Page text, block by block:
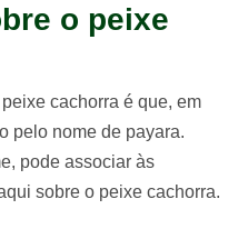
o peixe
cachorra é que, em
pelo nome de payara.
pode associar às
sobre o peixe cachorra.